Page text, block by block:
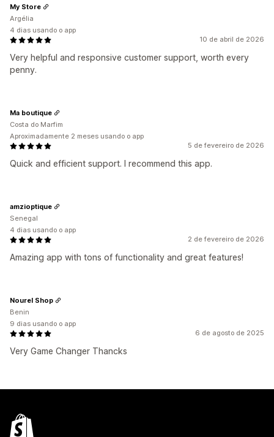
10 de abril de 2026
Very helpful and responsive customer support, worth every
penny.
My Store
Argélia
4 dias usando o app
5 de fevereiro de 2026
Quick and efficient support. I recommend this app.
Ma boutique
Costa do Marfim
Aproximadamente 2 meses usando o app
2 de fevereiro de 2026
Amazing app with tons of functionality and great features!
amzioptique
Senegal
4 dias usando o app
6 de agosto de 2025
Very Game Changer Thancks
Nourel Shop
Benin
9 dias usando o app